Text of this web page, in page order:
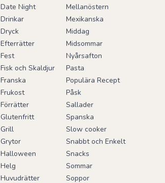
Date Night
Drinkar
Dryck
Efterrätter
Fest
Fisk och Skaldjur
Franska
Frukost
Förrätter
Glutenfritt
Grill
Grytor
Halloween
Helg
Huvudrätter
Mellanöstern
Mexikanska
Middag
Midsommar
Nyårsafton
Pasta
Populära Recept
Påsk
Sallader
Spanska
Slow cooker
Snabbt och Enkelt
Snacks
Sommar
Soppor